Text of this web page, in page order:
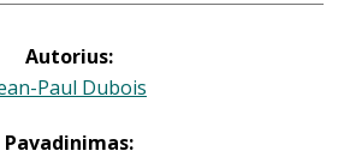
Autorius:
Paul Dubois
Pavadinimas: